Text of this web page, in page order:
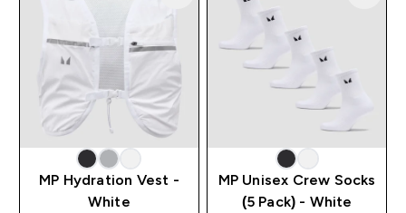
MP Hydration Vest -
White
MP Unisex Crew Socks
(5 Pack) - White